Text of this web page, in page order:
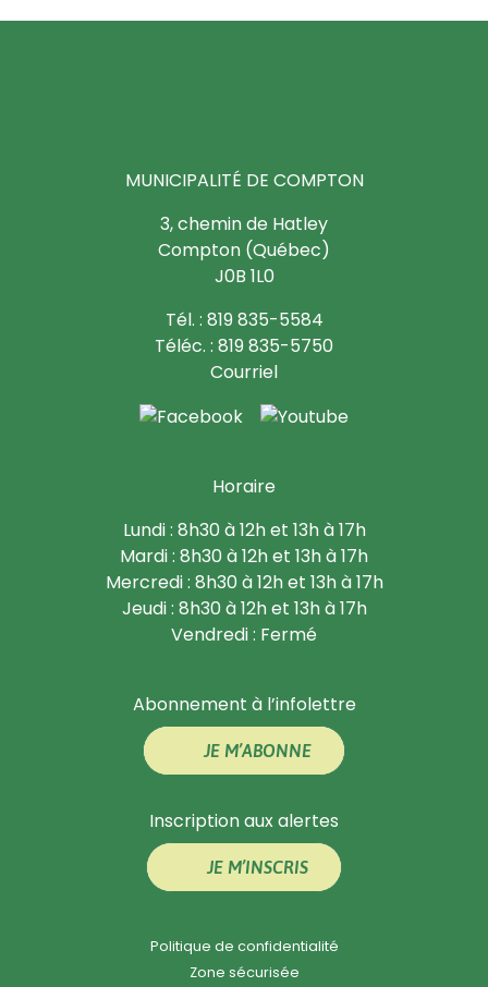
MUNICIPALITÉ DE COMPTON
3, chemin de Hatley
Compton (Québec)
J0B 1L0
Tél. : 819 835-5584
Téléc. : 819 835-5750
Courriel
Horaire
Lundi : 8h30 à 12h et 13h à 17h
Mardi : 8h30 à 12h et 13h à 17h
Mercredi : 8h30 à 12h et 13h à 17h
Jeudi : 8h30 à 12h et 13h à 17h
Vendredi : Fermé
Abonnement à l’infolettre
JE M’ABONNE
Inscription aux alertes
JE M’INSCRIS
Politique de confidentialité
Zone sécurisée